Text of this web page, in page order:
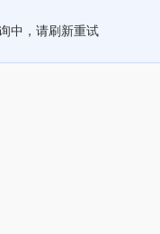
中，请刷新重试